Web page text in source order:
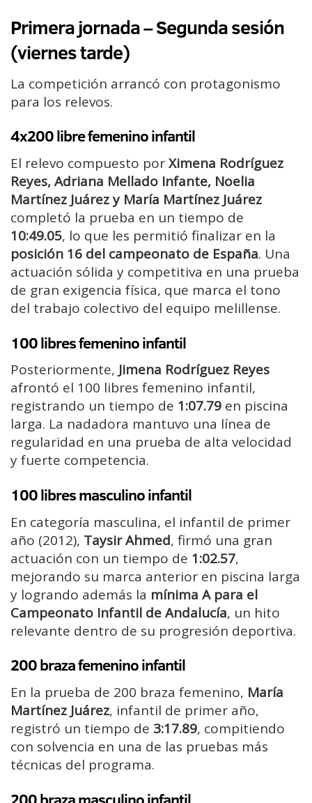
Primera jornada – Segunda sesión
(viernes tarde)
La competición arrancó con protagonismo
para los relevos.
4x200 libre femenino infantil
El relevo compuesto porXimena Rodríguez
Reyes, Adriana Mellado Infante, Noelia
Martínez Juárez y María Martínez Juárez
completó la prueba en un tiempo de
10:49.05, lo que les permitió finalizar en la
posición 16 del campeonato de España. Una
actuación sólida y competitiva en una prueba
de gran exigencia física, que marca el tono
del trabajo colectivo del equipo melillense.
100 libres femenino infantil
Posteriormente, Jimena Rodríguez Reyes
afrontó el 100 libres femenino infantil,
registrando un tiempo de 1:07.79 en piscina
larga. La nadadora mantuvo una línea de
regularidad en una prueba de alta velocidad
y fuerte competencia.
100 libres masculino infantil
En categoría masculina, el infantil de primer
año (2012), Taysir Ahmed, firmó una gran
actuación con un tiempo de 1:02.57,
mejorando su marca anterior en piscina larga
y logrando además la mínima A para el
Campeonato Infantil de Andalucía, un hito
relevante dentro de su progresión deportiva.
200 braza femenino infantil
En la prueba de 200 braza femenino, María
Martínez Juárez, infantil de primer año,
registró un tiempo de 3:17.89, compitiendo
con solvencia en una de las pruebas más
técnicas del programa.